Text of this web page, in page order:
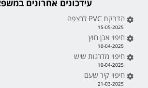
עידכונים אחרונים
הדבקת PVC לרצפה
15-05-2025
חיפוי אבן חוץ
10-04-2025
חיפוי מדרגות שיש
10-04-2025
חיפוי קיר שעם
21-03-2025